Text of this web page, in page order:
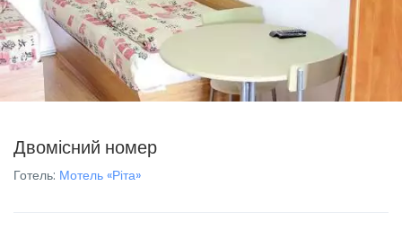
Двомісний номер
Готель: Мотель «Ріта»